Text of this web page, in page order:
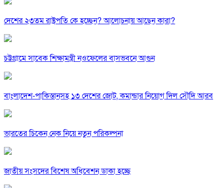
দেশের ২৩তম রাষ্ট্রপতি কে হচ্ছেন? আলোচনায় আছেন কারা?
চট্টগ্রামে সাবেক শিক্ষামন্ত্রী নওফেলের বাসভবনে আগুন
বাংলাদেশ-পাকিস্তানসহ ১৩ দেশের জোট, কমান্ডার নিয়োগ দিল সৌদি আরব
ভারতের চিকেন নেক নিয়ে নতুন পরিকল্পনা
জাতীয় সংসদের বিশেষ অধিবেশন ডাকা হচ্ছে